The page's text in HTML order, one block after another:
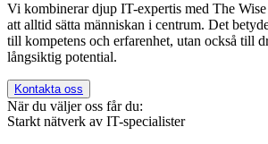
Vi kombinerar djup IT-expertis med The
att alltid sätta människan i centrum. Det
till kompetens och erfarenhet, utan också till
långsiktig potential.
Kontakta oss
När du väljer oss får du:
Starkt nätverk av IT-specialister